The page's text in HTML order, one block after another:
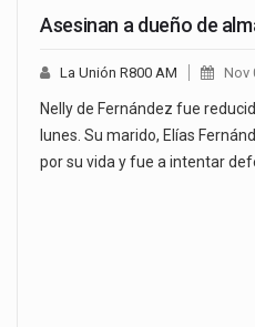
Asesinan a dueño de
La Unión R800 AM Nov
Nelly de Fernández fue
lunes. Su marido, Elías
por su vida y fue a intentar